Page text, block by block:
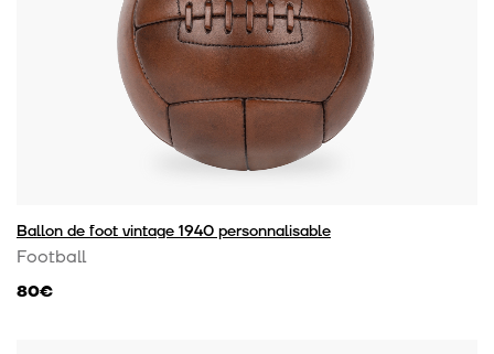
Ballon de foot vintage 1940 personnalisable
Football
80€